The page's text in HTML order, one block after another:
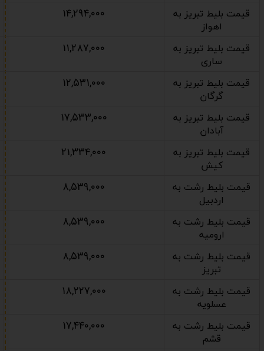
قیمت بلیط تبریز به
اهواز
۱۴,۲۹۴,۰۰۰
قیمت بلیط تبریز به
ساری
۱۱,۲۸۷,۰۰۰
قیمت بلیط تبریز به
گرگان
۱۲,۵۳۱,۰۰۰
قیمت بلیط تبریز به
آبادان
۱۷,۵۳۳,۰۰۰
قیمت بلیط تبریز به
کیش
۲۱,۳۳۴,۰۰۰
قیمت بلیط رشت به
اردبیل
۸,۵۳۹,۰۰۰
قیمت بلیط رشت به
ارومیه
۸,۵۳۹,۰۰۰
قیمت بلیط رشت به
تبریز
۸,۵۳۹,۰۰۰
قیمت بلیط رشت به
عسلویه
۱۸,۲۲۷,۰۰۰
قیمت بلیط رشت به
قشم
۱۷,۴۴۰,۰۰۰